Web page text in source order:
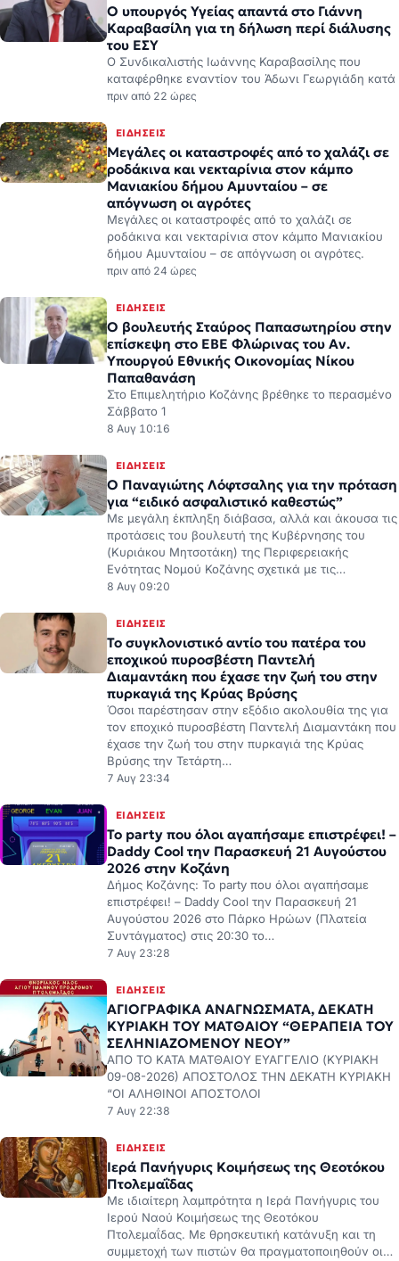
Ο υπουργός Υγείας απαντά στο Γιάννη
Καραβασίλη για τη δήλωση περί διάλυσης
του ΕΣΥ
Ο Συνδικαλιστής Ιωάννης Καραβασίλης που
καταφέρθηκε εναντίον του Άδωνι Γεωργιάδη κατά
πριν από 22 ώρες
ΕΙΔΉΣΕΙΣ
Μεγάλες οι καταστροφές από το χαλάζι σε
ροδάκινα και νεκταρίνια στον κάμπο
Μανιακίου δήμου Αμυνταίου – σε
απόγνωση οι αγρότες
Μεγάλες οι καταστροφές από το χαλάζι σε
ροδάκινα και νεκταρίνια στον κάμπο Μανιακίου
δήμου Αμυνταίου – σε απόγνωση οι αγρότες.
πριν από 24 ώρες
ΕΙΔΉΣΕΙΣ
Ο βουλευτής Σταύρος Παπασωτηρίου στην
επίσκεψη στο ΕΒΕ Φλώρινας του Αν.
Υπουργού Εθνικής Οικονομίας Νίκου
Παπαθανάση
Στο Επιμελητήριο Κοζάνης βρέθηκε το περασμένο
Σάββατο 1
8 Αυγ 10:16
ΕΙΔΉΣΕΙΣ
Ο Παναγιώτης Λόφτσαλης για την πρόταση
για “ειδικό ασφαλιστικό καθεστώς”
Με μεγάλη έκπληξη διάβασα, αλλά και άκουσα τις
προτάσεις του βουλευτή της Κυβέρνησης του
(Κυριάκου Μητσοτάκη) της Περιφερειακής
Ενότητας Νομού Κοζάνης σχετικά με τις…
8 Αυγ 09:20
ΕΙΔΉΣΕΙΣ
Το συγκλονιστικό αντίο του πατέρα του
εποχικού πυροσβέστη Παντελή
Διαμαντάκη που έχασε την ζωή του στην
πυρκαγιά της Κρύας Βρύσης
Όσοι παρέστησαν στην εξόδιο ακολουθία της για
τον εποχικό πυροσβέστη Παντελή Διαμαντάκη που
έχασε την ζωή του στην πυρκαγιά της Κρύας
Βρύσης την Τετάρτη…
7 Αυγ 23:34
ΕΙΔΉΣΕΙΣ
Το party που όλοι αγαπήσαμε επιστρέφει! –
Daddy Cool την Παρασκευή 21 Αυγούστου
2026 στην Κοζάνη
Δήμος Κοζάνης: Το party που όλοι αγαπήσαμε
επιστρέφει! – Daddy Cool την Παρασκευή 21
Αυγούστου 2026 στο Πάρκο Ηρώων (Πλατεία
Συντάγματος) στις 20:30 το…
7 Αυγ 23:28
ΕΙΔΉΣΕΙΣ
ΑΓΙΟΓΡΑΦΙΚΑ ΑΝΑΓΝΩΣΜΑΤΑ, ΔΕΚΑΤΗ
ΚΥΡΙΑΚΗ ΤΟΥ ΜΑΤΘΑΙΟΥ “ΘΕΡΑΠΕΙΑ ΤΟΥ
ΣΕΛΗΝΙΑΖΟΜΕΝΟΥ ΝΕΟΥ”
ΑΠΟ ΤΟ ΚΑΤΑ ΜΑΤΘΑΙΟΥ ΕΥΑΓΓΕΛΙΟ (ΚΥΡΙΑΚΗ
09-08-2026) ΑΠΟΣΤΟΛΟΣ ΤΗΝ ΔΕΚΑΤΗ ΚΥΡΙΑΚΗ
“ΟΙ ΑΛΗΘΙΝΟΙ ΑΠΟΣΤΟΛΟΙ
7 Αυγ 22:38
ΕΙΔΉΣΕΙΣ
Ιερά Πανήγυρις Κοιμήσεως της Θεοτόκου
Πτολεμαΐδας
Με ιδιαίτερη λαμπρότητα η Ιερά Πανήγυρις του
Ιερού Ναού Κοιμήσεως της Θεοτόκου
Πτολεμαΐδας. Με θρησκευτική κατάνυξη και τη
συμμετοχή των πιστών θα πραγματοποιηθούν οι…